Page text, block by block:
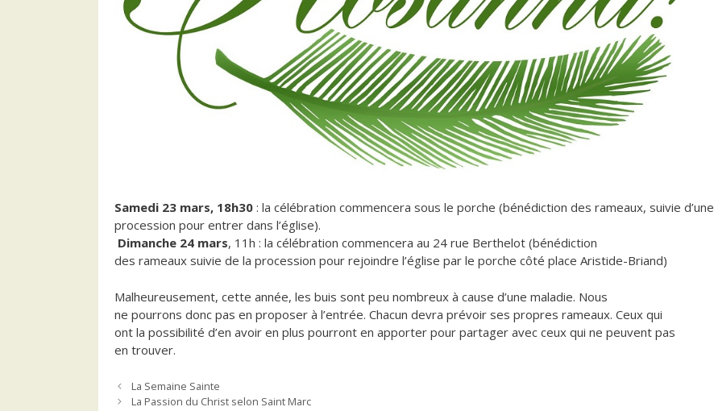
Samedi 23 mars, 18h30 : la célébration commencera sous le porche (bénédiction des rameaux, suivie d’une
procession pour entrer dans l’église).
Dimanche 24 mars, 11h : la célébration commencera au 24 rue Berthelot (bénédiction
des rameaux suivie de la procession pour rejoindre l’église par le porche côté place Aristide-Briand)
Malheureusement, cette année, les buis sont peu nombreux à cause d’une maladie. Nous
ne pourrons donc pas en proposer à l’entrée. Chacun devra prévoir ses propres rameaux. Ceux qui
ont la possibilité d’en avoir en plus pourront en apporter pour partager avec ceux qui ne peuvent pas
en trouver.
La Semaine Sainte
La Passion du Christ selon Saint Marc